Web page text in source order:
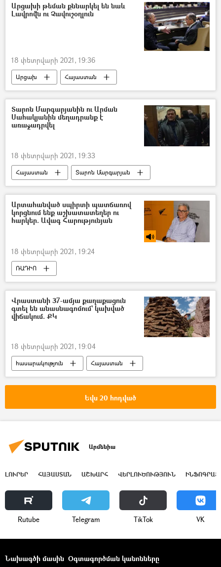
Արցախի թեման քննարկել են նաև
Լավրովն ու Չավուշօղլուն
18 փետրվարի 2021, 19:36
Արցախ
Հայաստան
Քաղաքականություն
Թուրքիա
Սերգեյ Լավրով
Մևլութ Չավուշօղլու
Տարոն Մարգարյանին ու Արման
Սահակյանին մեղադրանք է
առաջադրվել
18 փետրվարի 2021, 19:33
Հայաստան
Տարոն Մարգարյան
Արման Սահակյան
Մեղադրանք
ՀՀ քննչական կոմիտե
Արտահանված սպիրտի պատճառով
կորցնում ենք աշխատատեղեր ու
հարկեր. Ավագ Հարությունյան
18 փետրվարի 2021, 19:24
ՌԱԴԻՈ
Ավագ Հարությունյան (Գինեգործների միության նախագահ)
սպիրտ
Խաղող կոնյակ
Վրաստանի 37-ամյա քաղաքացուն
գտել են անասնագոմում` կախված
վիճակում. ՔԿ
18 փետրվարի 2021, 19:04
հասարակություն
Հայաստան
ինքնասպանություն
անասնագոմ
վրացի
Քննչական կոմիտե
Եվս 20 հոդված
Արմենիա
ԼՈՒՐԵՐ ՀԱՅԱՍՏԱՆ ԱՇԽԱՐՀ ՎԵՐԼՈՒԾՈՒԹՅՈՒՆ
Rutube Telegram ТikТоk VK
Նախագծի մասին Օգտագործման կանոնները